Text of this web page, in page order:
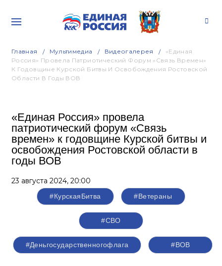
Главная Мультимедиа Видеогалерея
«Единая
Россия» Провела Патриотический Форум «Связь Времен»
К Годовщине Курской Битвы И Освобождения Ростовской
Области В Годы ВОВ
«Единая Россия» провела
патриотический форум «Связь
времен» к годовщине Курской битвы и
освобождения Ростовской области в
годы ВОВ
23 августа 2024, 20:00
#КурскаяБитва #Ветераны
#СВО
#Деньгосударственногофлага #ВОВ